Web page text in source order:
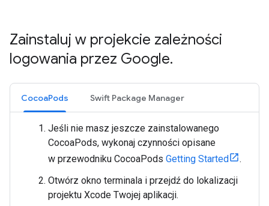
Zainstaluj w projekcie zależności
logowania przez Google.
CocoaPods Swift Package Manager
Jeśli nie masz jeszcze zainstalowanego
CocoaPods, wykonaj czynności opisane
w przewodniku CocoaPods Getting Started
.
Otwórz okno terminala i przejdź do lokalizacji
projektu Xcode Twojej aplikacji.